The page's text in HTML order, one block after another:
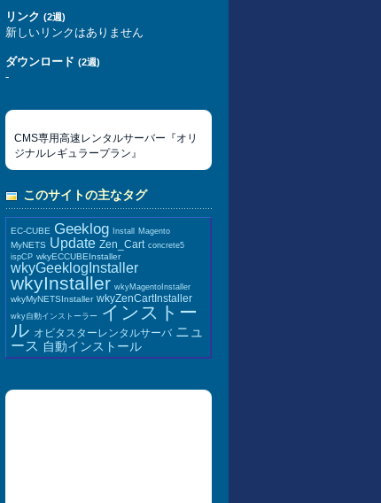
リンク (2週)
新しいリンクはありません
ダウンロード (2週)
-
CMS専用高速レンタルサーバー『オリ
ジナルレギュラープラン』
このサイトの主なタグ
EC-CUBE Geeklog Install Magento
MyNETS Update Zen_Cart concrete5
ispCP wkyECCUBEInstaller
wkyGeeklogInstaller
wkyInstaller wkyMagentoInstaller
wkyMyNETSInstaller wkyZenCartInstaller
wky自動インストーラー インストー
ル オビタスターレンタルサーバ ニュ
ース 自動インストール